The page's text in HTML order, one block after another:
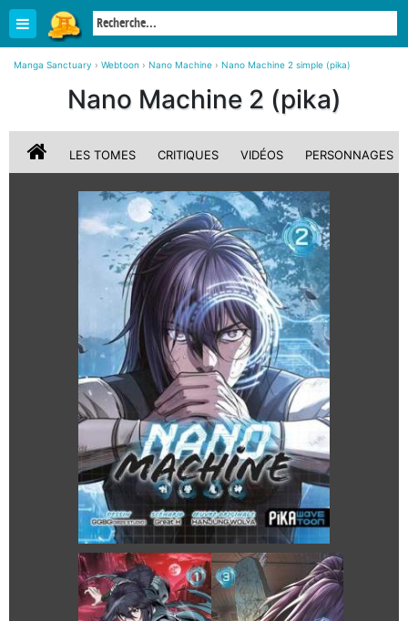
Manga Sanctuary › Webtoon › Nano Machine › Nano Machine 2 simple (pika)
Nano Machine 2 (pika)
LES TOMES CRITIQUES VIDÉOS PERSONNAGES